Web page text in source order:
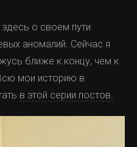
работающие, но крайне
о своем пути
аномалий. Сейчас я
ближе к концу, чем к
мои историю в
в этой серии постов.